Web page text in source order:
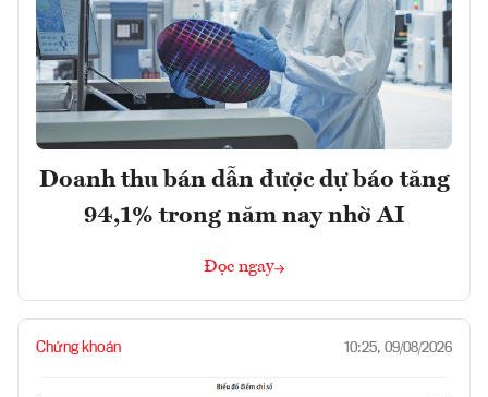
Doanh thu bán dẫn được dự báo tăng
94,1% trong năm nay nhờ AI
Đọc ngay
Chứng khoán 10:25, 09/08/2026